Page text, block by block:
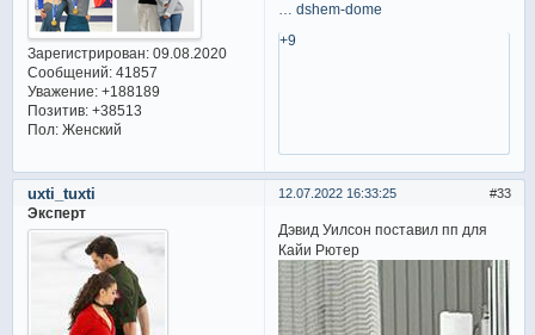
Зарегистрирован: 09.08.2020
Сообщений:41857
Уважение: +188189
Позитив: +38513
Пол:Женский
… dshem-dome
+9
33
12.07.2022 16:33:25
uxti_tuxti
Эксперт
Дэвид Уилсон поставил пп для
Кайи Рютер